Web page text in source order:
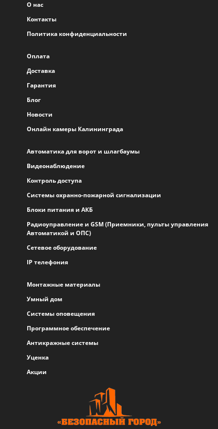
О нас
Контакты
Политика конфиденциальности
Оплата
Доставка
Гарантия
Блог
Новости
Онлайн камеры Калининграда
Автоматика для ворот и шлагбаумы
Видеонаблюдение
Контроль доступа
Системы охранно-пожарной сигнализации
Блоки питания и АКБ
Радиоуправление и GSM (Приемники, пульты управления
Автоматикой и ОПС)
Сетевое оборудование
IP телефония
Монтажные материалы
Умный дом
Системы оповещения
Программное обеспечение
Антикражные системы
Уценка
Акции